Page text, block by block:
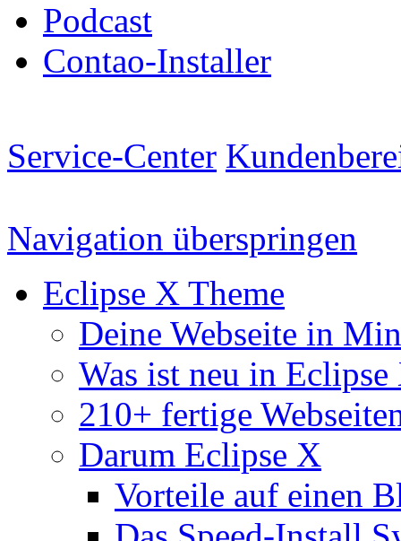
Podcast
Contao-Installer
Service-Center
Navigation überspringen
Eclipse X Theme
Deine Webseite in
Was ist neu in Eclipse
210+ fertige
Darum Eclipse X
Vorteile auf einen